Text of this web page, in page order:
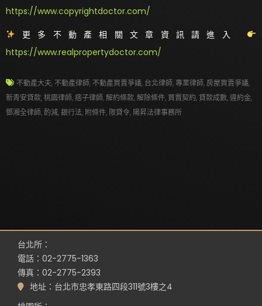
https://www.copyrightdoctor.com/
更多不動產相關文章資訊請進入
https://www.realpropertydoctor.com/
不動產大夫, 不動產律師, 不動產買賣爭議, 台北律師,專業律師, 房屋買賣爭議,
新青安貸款,桃園律師,痞子律師,解約條款,解除條件, 買賣契約,貸款成數,違約金,
鄧湘全律師,酌減, 銀行法, 附條件, 限貸令, 陽昇法律事務所
台北所：
電話：02-2775-1363
傳真：02-2775-2393
地址：台北市忠孝東路四段311號3樓之4